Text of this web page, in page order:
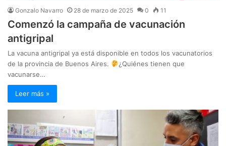
Gonzalo Navarro 28 de marzo de 2025 0 11
Comenzó la campaña de vacunación
antigripal
La vacuna antigripal ya está disponible en todos los vacunatorios
de la provincia de Buenos Aires.
¿Quiénes tienen que
vacunarse…
Leer más »